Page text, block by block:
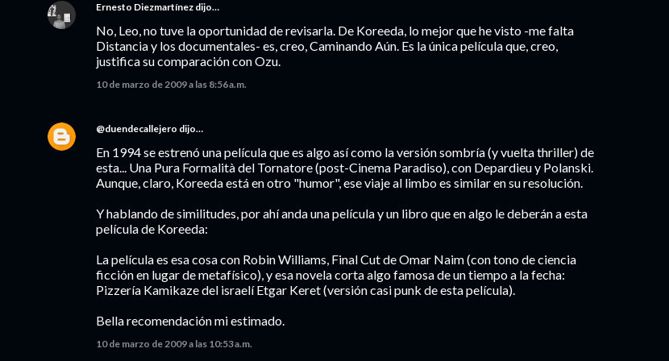
Ernesto Diezmartínez dijo…
No, Leo, no tuve la oportunidad de revisarla. De Koreeda, lo mejor que he visto -me falta
Distancia y los documentales- es, creo, Caminando Aún. Es la única película que, creo,
justifica su comparación con Ozu.
10 de marzo de 2009 a las 8:56 a.m.
@duendecallejero dijo…
En 1994 se estrenó una película que es algo así como la versión sombría (y vuelta thriller) de
esta... Una Pura Formalità del Tornatore (post-Cinema Paradiso), con Depardieu y Polanski.
Aunque, claro, Koreeda está en otro "humor", ese viaje al limbo es similar en su resolución.
Y hablando de similitudes, por ahí anda una película y un libro que en algo le deberán a esta
película de Koreeda:
La película es esa cosa con Robin Williams, Final Cut de Omar Naim (con tono de ciencia
ficción en lugar de metafísico), y esa novela corta algo famosa de un tiempo a la fecha:
Pizzería Kamikaze del israelí Etgar Keret (versión casi punk de esta película).
Bella recomendación mi estimado.
10 de marzo de 2009 a las 10:53 a.m.